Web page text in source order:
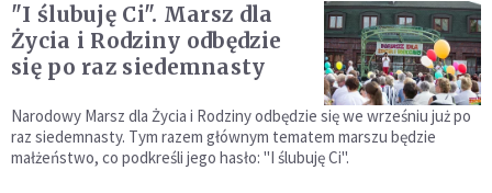
"I ślubuję Ci". Marsz dla
Życia i Rodziny odbędzie
się po raz siedemnasty
Narodowy Marsz dla Życia i Rodziny odbędzie się we wrześniu już po
raz siedemnasty. Tym razem głównym tematem marszu będzie
małżeństwo, co podkreśli jego hasło: "I ślubuję Ci".